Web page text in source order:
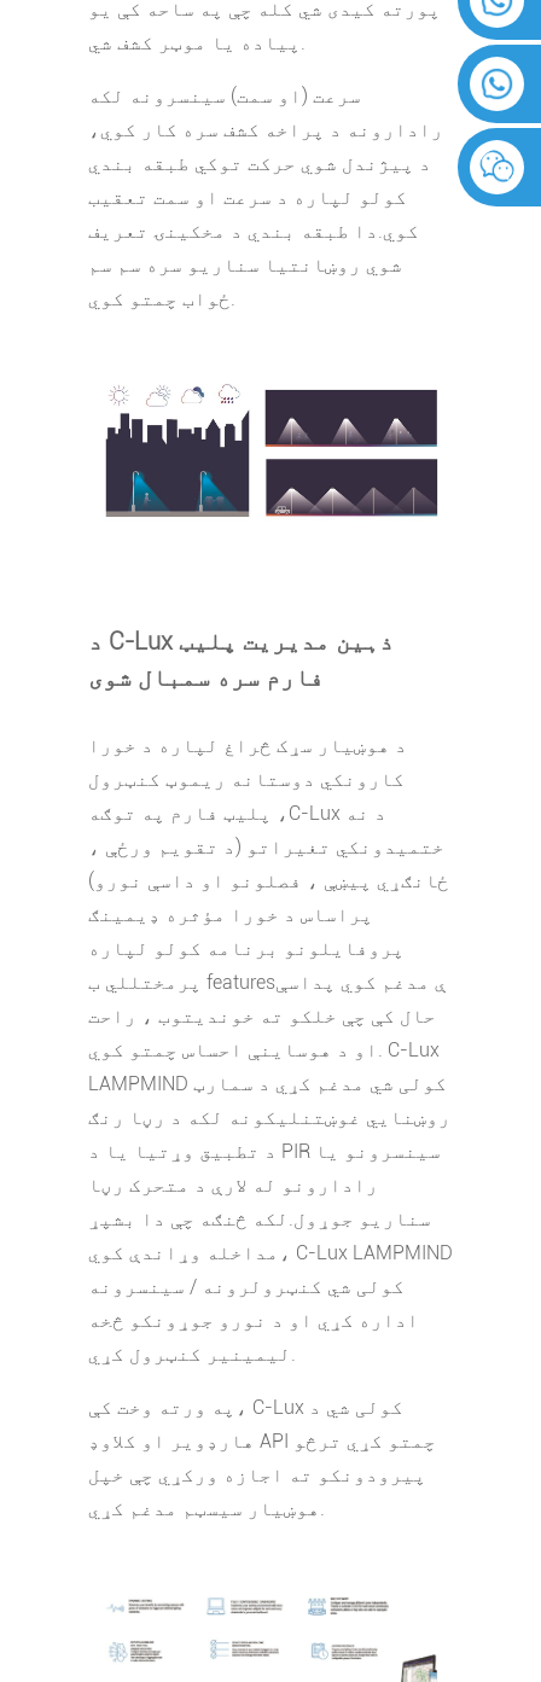
پورته کیدی شي کله چې په ساحه کې یو
سرعت (او سمت) سینسرونه لکه
رادارونه د پراخه کشف سره کار کوي،
د پیژندل شوي حرکت توکي طبقه بندي
کولو لپاره د سرعت او سمت تعقیب
کوي.دا طبقه بندي د مخکینۍ تعریف
شوي روښانتیا سناریو سره سم سم
د C-Lux ذہین مدیریت پلیټ
فارم سره سمبال شوی
د هوښیار سړک څراغ لپاره د خورا
کارونکي دوستانه ریموټ کنټرول
پلیټ فارم په توګه ، C-Lux د نه
ختمیدونکي تغیراتو (د تقویم ورځې ،
ځانګړي پیښې ، فصلونو او داسې نورو)
پراساس د خورا مؤثره ډیمینګ
پروفایلونو برنامه کولو لپاره
پرمختللي ب featuresې مدغم کوي پداسې
حال کې چې خلکو ته خوندیتوب ، راحت
او د هوساینې احساس چمتو کوي. C-Lux
LAMPMIND کولی شي مدغم کړي د سمارټ
روښنايي غوښتنلیکونه لکه د رڼا رنګ
د تطبیق وړتیا یا د PIR سینسرونو یا
رادارونو له لارې د متحرک رڼا
سناریو جوړول.لکه څنګه چې دا بشپړ
مداخله وړاندې کوي، C-Lux LAMPMIND
کولی شي کنټرولرونه / سینسرونه
اداره کړي او د نورو جوړونکو څخه
په ورته وخت کې، C-Lux کولی شي د
هارډویر او کلاوډ API چمتو کړي ترڅو
پیرودونکو ته اجازه ورکړي چې خپل